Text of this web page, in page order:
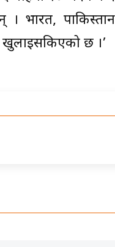
भारत,
छ ।’